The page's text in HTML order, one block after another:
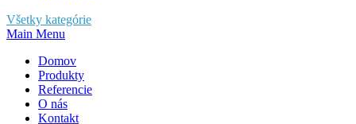
Všetky kategórie
Main Menu
Domov
Produkty
Referencie
O nás
Kontakt